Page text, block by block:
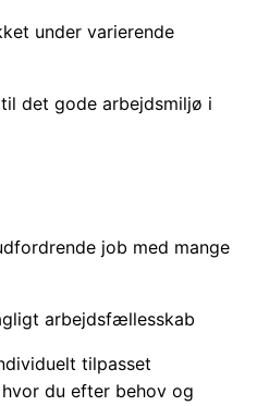
under varierende
det gode arbejdsmiljø i
job med mange
arbejdsfællesskab
tilpasset
du efter behov og